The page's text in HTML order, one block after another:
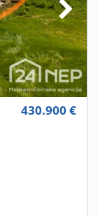
430.900 €